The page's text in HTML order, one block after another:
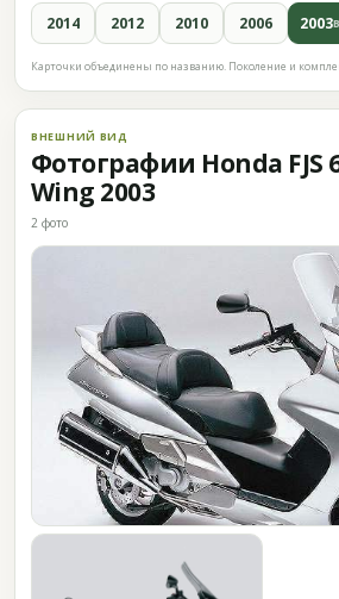
2014 2012 2010 2006 2003
Карточки объединены по названию. Поколение и
ВНЕШНИЙ ВИД
Фотографии Honda FJS
Wing 2003
2 фото